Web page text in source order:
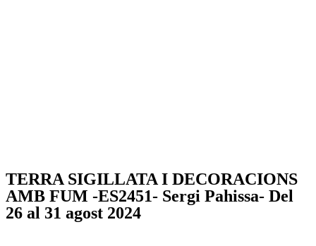
TERRA SIGILLATA I DECORACIONS
AMB FUM -ES2451- Sergi Pahissa- Del
26 al 31 agost 2024